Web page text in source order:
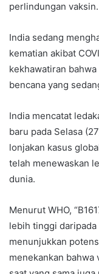
perlindungan vaksin.
India sedang
kematian akibat
kekhawatiran
bencana yang
India mencatat
baru pada Selasa
lonjakan kasus
telah menewaskan
dunia.
Menurut WHO,
lebih tinggi
menunjukkan
menekankan bahwa